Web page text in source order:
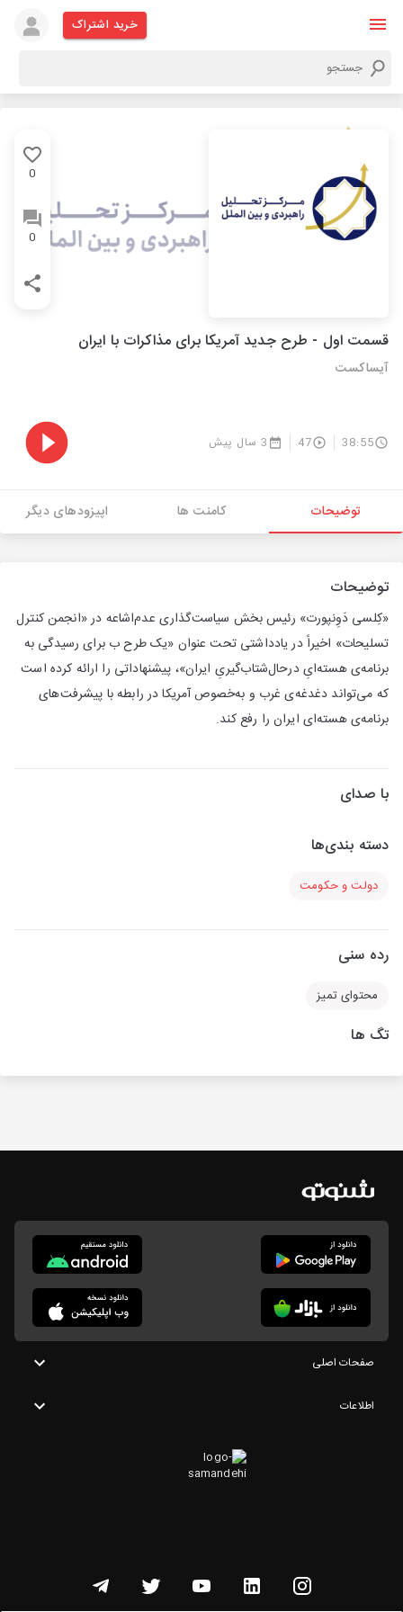
خرید اشتراک
0
0
قسمت اول - طرح جدید آمریکا برای مذاکرات با ایران
آیساکست
38:55
47 3 سال پیش
توضیحات کامنت ها اپیزودهای دیگر
توضیحات
«کِلسی دَوِنپورت» رئیس بخش سیاست‌گذاری عدم‌اشاعه در «انجمن کنترل
تسلیحات» اخیراً در یادداشتی تحت عنوان «یک طرح ب برای رسیدگی به
برنامه‌ی هسته‌ایِ درحال‌شتاب‌گیریِ ایران»، پیشنهاداتی را ارائه کرده است
که می‌تواند دغدغه‌ی غرب و به‌خصوص آمریکا در رابطه با پیشرفت‌های
برنامه‌ی هسته‌ای ایران را رفع کند.
با صدای
دسته بندی‌ها
دولت و حکومت
رده سنی
محتوای تمیز
تگ ها
صفحات اصلی
اطلاعات